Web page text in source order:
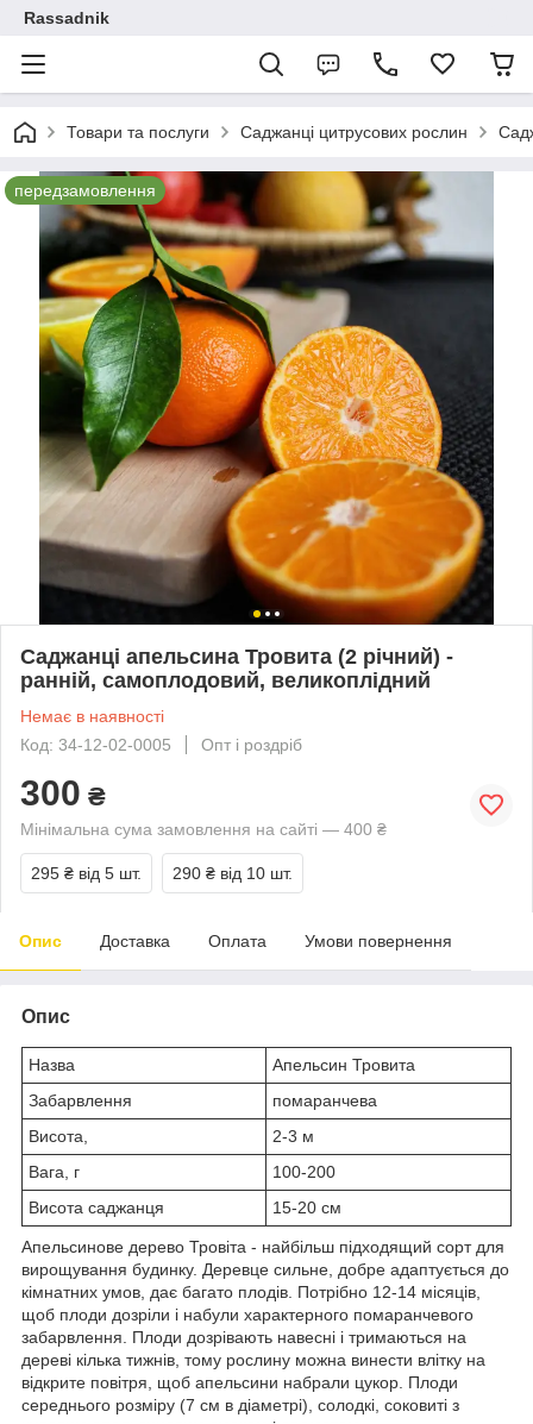
Rassadnik
Товари та послуги Саджанці цитрусових рослин
передзамовлення
Саджанці апельсина Тровита (2 річний) -
ранній, самоплодовий, великоплідний
Немає в наявності
Код: 34-12-02-0005
Опт і роздріб
300 ₴
Мінімальна сума замовлення на сайті — 400 ₴
295 ₴ від 5 шт. 290 ₴ від 10 шт.
Опис Доставка Оплата Умови повернення
Опис
Назва
Апельсин Тровита
Забарвлення
помаранчева
Висота,
2-3 м
Вага, г
100-200
Висота саджанця
15-20 см
Апельсинове дерево Тровіта - найбільш підходящий сорт для
вирощування будинку. Деревце сильне, добре адаптується до
кімнатних умов, дає багато плодів. Потрібно 12-14 місяців,
щоб плоди дозріли і набули характерного помаранчевого
забарвлення. Плоди дозрівають навесні і тримаються на
дереві кілька тижнів, тому рослину можна винести влітку на
відкрите повітря, щоб апельсини набрали цукор. Плоди
середнього розміру (7 см в діаметрі), солодкі, соковиті з